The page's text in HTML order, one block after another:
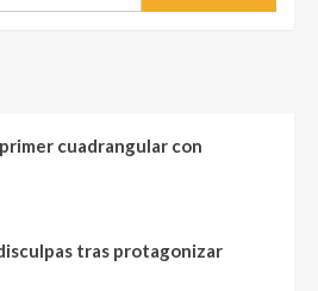
cuadrangular con
tras protagonizar